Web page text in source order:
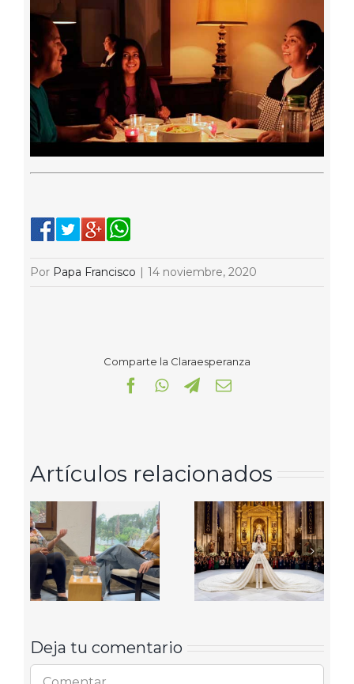
Por Papa Francisco | 14 noviembre, 2020
Comparte la Claraesperanza
Facebook
WhatsApp
Telegram
Correo
Artículos relacionados
Deja tu comentario
Comentar